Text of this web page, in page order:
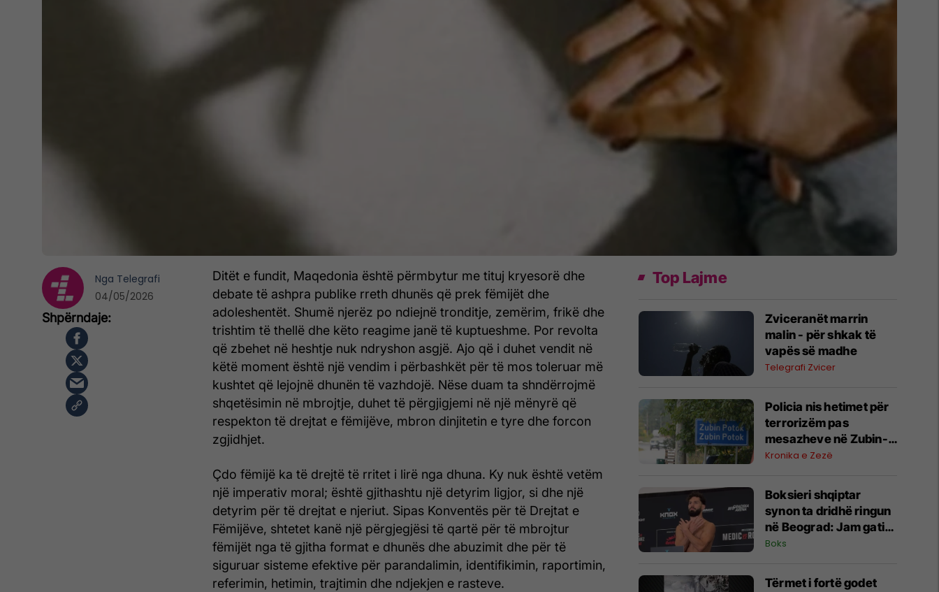
Ditët e fundit, Maqedonia është përmbytur me tituj kryesorë dhe
debate të ashpra publike rreth dhunës që prek fëmijët dhe
adoleshentët. Shumë njerëz po ndiejnë tronditje, zemërim, frikë dhe
trishtim të thellë dhe këto reagime janë të kuptueshme. Por revolta
që zbehet në heshtje nuk ndryshon asgjë. Ajo që i duhet vendit në
këtë moment është një vendim i përbashkët për të mos toleruar më
kushtet që lejojnë dhunën të vazhdojë. Nëse duam ta shndërrojmë
shqetësimin në mbrojtje, duhet të përgjigjemi në një mënyrë që
respekton të drejtat e fëmijëve, mbron dinjitetin e tyre dhe forcon
zgjidhjet.
Çdo fëmijë ka të drejtë të rritet i lirë nga dhuna. Ky nuk është vetëm
një imperativ moral; është gjithashtu një detyrim ligjor, si dhe një
detyrim për të drejtat e njeriut. Sipas Konventës për të Drejtat e
Fëmijëve, shtetet kanë një përgjegjësi të qartë për të mbrojtur
fëmijët nga të gjitha format e dhunës dhe abuzimit dhe për të
siguruar sisteme efektive për parandalimin, identifikimin, raportimin,
referimin, hetimin, trajtimin dhe ndjekjen e rasteve.
Nga Telegrafi
04/05/2026
Top Lajme
Zviceranët marrin
malin - për shkak të
vapës së madhe
Telegrafi Zvicer
Policia nis hetimet për
terrorizëm pas
mesazheve në Zubin-
Potok
Kronika e Zezë
Boksieri shqiptar
synon ta dridhë ringun
në Beograd: Jam gati,
Zoti e bekoftë
Boks
Tërmet i fortë godet